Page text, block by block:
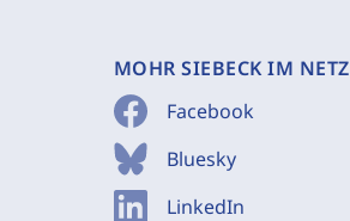
MOHR SIEBECK IM NETZ
Facebook
Bluesky
LinkedIn